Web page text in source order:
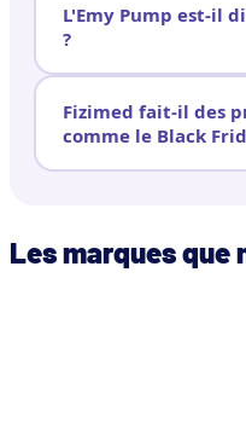
L'Emy Pump est-il
?
Fizimed fait-il des
comme le Black
Les marques que